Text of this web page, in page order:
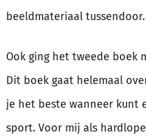
beeldmateriaal
Ook ging het tweede boek
Dit boek gaat helemaal
je het beste wanneer kunt
sport. Voor mij als